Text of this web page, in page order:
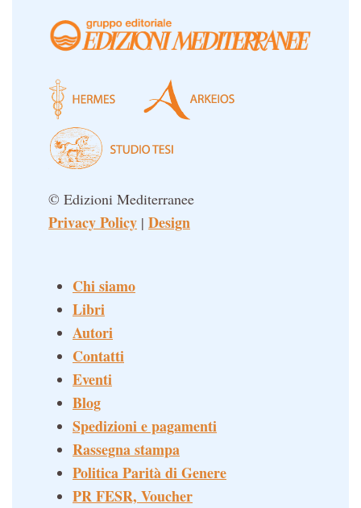
© Edizioni Mediterranee
Privacy Policy | Design
Chi siamo
Libri
Autori
Contatti
Eventi
Blog
Spedizioni e pagamenti
Rassegna stampa
Politica Parità di Genere
PR FESR, Voucher